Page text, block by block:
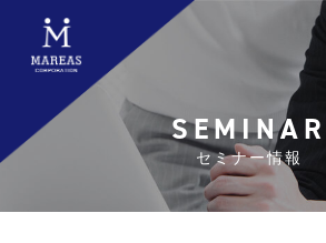
SEMINAR
セミナー情報